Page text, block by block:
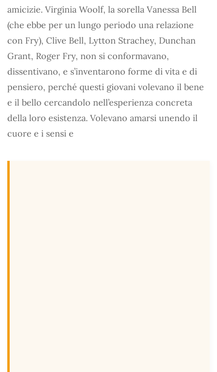
amicizie. Virginia Woolf, la sorella Vanessa Bell
(che ebbe per un lungo periodo una relazione
con Fry), Clive Bell, Lytton Strachey, Dunchan
Grant, Roger Fry, non si conformavano,
dissentivano, e s’inventarono forme di vita e di
pensiero, perché questi giovani volevano il bene
e il bello cercandolo nell’esperienza concreta
della loro esistenza. Volevano amarsi unendo il
cuore e i sensi e